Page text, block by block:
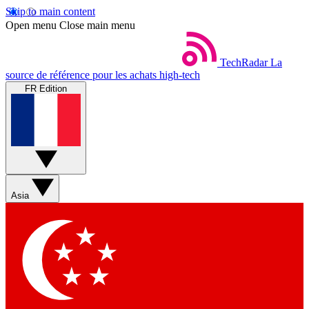
Skip to main content
Open menu Close main menu
TechRadar La
source de référence pour les achats high-tech
FR Edition
Asia